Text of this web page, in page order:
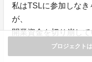
プロジェクト
私はTSLに参加しな
が、
開業資金を切り崩し